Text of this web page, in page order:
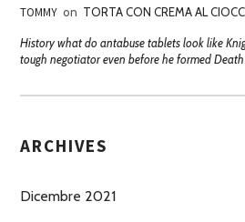
TOMMY on TORTA CON CREMA AL
History what do antabuse tablets look like
tough negotiator even before he formed Death
ARCHIVES
Dicembre 2021